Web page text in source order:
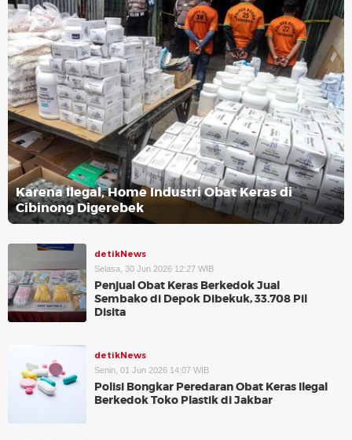
Karena Ilegal, Home Industri Obat Keras di
Cibinong Digerebek
detikNews
Selasa, 30 Jun 2026 12:27 WIB
Penjual Obat Keras Berkedok Jual
Sembako di Depok Dibekuk, 33.708 Pil
Disita
detikNews
Senin, 01 Jun 2026 14:07 WIB
Polisi Bongkar Peredaran Obat Keras Ilegal
Berkedok Toko Plastik di Jakbar